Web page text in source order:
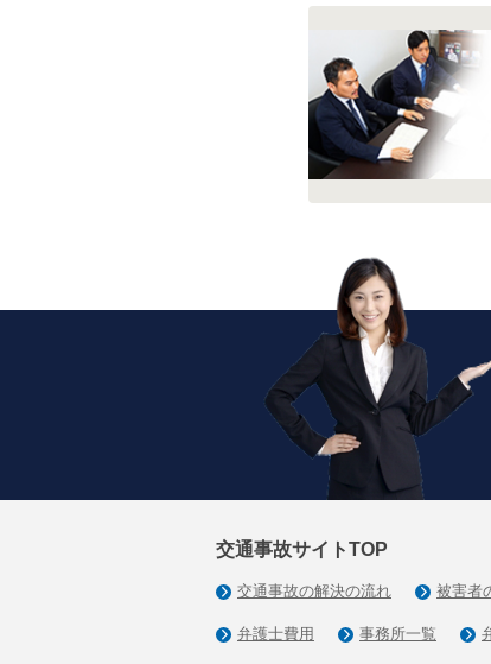
交通事故サイトTOP
交通事故の解決の流れ 被害者
弁護士費用 事務所一覧